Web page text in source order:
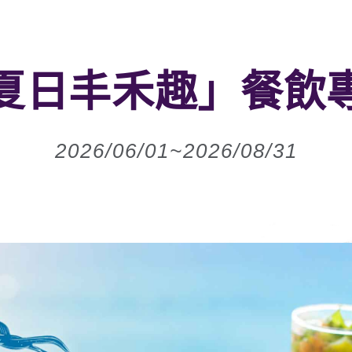
日丰禾趣」餐飲
2026/06/01~2026/08/31